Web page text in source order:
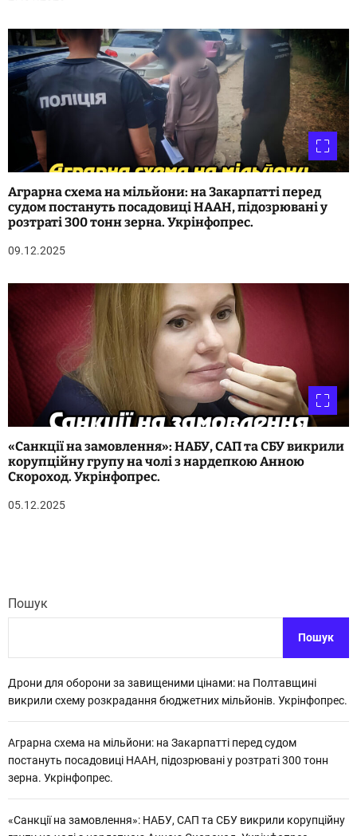
Аграрна схема на мільйони: на Закарпатті перед
судом постануть посадовиці НААН, підозрювані у
розтраті 300 тонн зерна. Укрінфопрес.
09.12.2025
«Санкції на замовлення»: НАБУ, САП та СБУ викрили
корупційну групу на чолі з нардепкою Анною
Скороход. Укрінфопрес.
05.12.2025
Пошук
Пошук
Дрони для оборони за завищеними цінами: на Полтавщині
викрили схему розкрадання бюджетних мільйонів. Укрінфопрес.
Аграрна схема на мільйони: на Закарпатті перед судом
постануть посадовиці НААН, підозрювані у розтраті 300 тонн
зерна. Укрінфопрес.
«Санкції на замовлення»: НАБУ, САП та СБУ викрили корупційну